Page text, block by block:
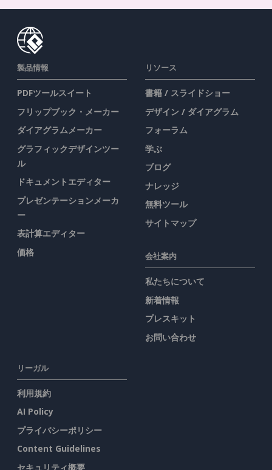
製品情報
PDFツールスイート
フリップブック・メーカー
ダイアグラムメーカー
グラフィックデザインツー
ル
ドキュメントエディター
プレゼンテーションメーカ
ー
表計算エディター
価格
リソース
書籍 / スライドショー
デザイン / ダイアグラム
フォーラム
学ぶ
ブログ
ナレッジ
無料ツール
サイトマップ
会社案内
私たちについて
新着情報
プレスキット
お問い合わせ
リーガル
利用規約
AI Policy
プライバシーポリシー
Content Guidelines
セキュリティ概要